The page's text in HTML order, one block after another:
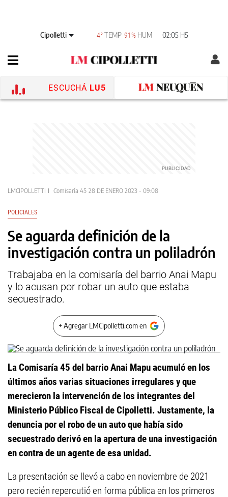
Cipolletti 4° TEMP 91% HUM 02:05 HS
ESCUCHÁ LU5
LMCIPOLLETTI Comisaría 45 28 DE ENERO 2023 - 09:08
POLICIALES
Se aguarda definición de la
investigación contra un poliladrón
Trabajaba en la comisaría del barrio Anai Mapu
y lo acusan por robar un auto que estaba
secuestrado.
+ Agregar LMCipolletti.com en
La Comisaría 45 del barrio Anai Mapu acumuló en los
últimos años varias situaciones irregulares y que
merecieron la intervención de los integrantes del
Ministerio Público Fiscal de Cipolletti. Justamente, la
denuncia por el robo de un auto que había sido
secuestrado derivó en la apertura de una investigación
en contra de un agente de esa unidad.
La presentación se llevó a cabo en noviembre de 2021
pero recién repercutió en forma pública en los primeros